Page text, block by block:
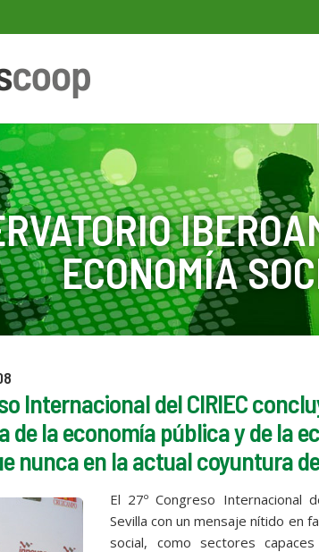
ECONOMÍA
Internacional del CIRIEC
de la economía pública y de la
nunca en la actual coyuntura
El 27º Congreso Internacional
Sevilla con un mensaje nítido en
social, como sectores